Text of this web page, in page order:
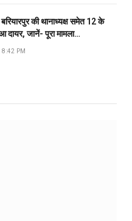
की थानाध्यक्ष समेत 12 के
दायर, जानें- पूरा मामला…
8:42 PM